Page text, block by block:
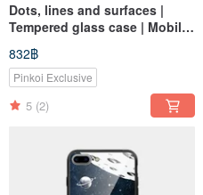
Dots, lines and surfaces |
Tempered glass case | Mobile
phone case
832฿
Pinkoi Exclusive
5 (2)